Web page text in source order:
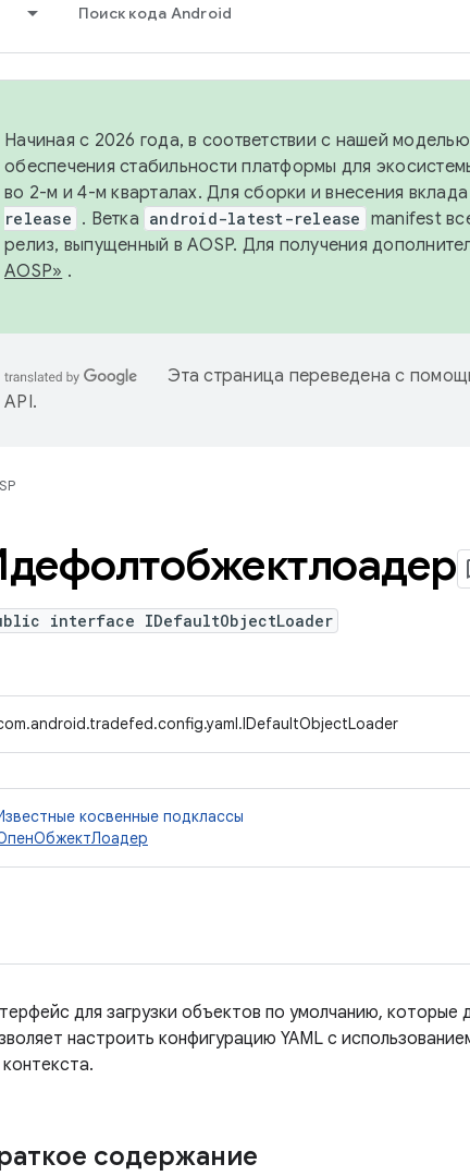
Поиск кода Android
Начиная с 2026 года, в соответствии с нашей
обеспечения стабильности платформы для
во 2-м и 4-м кварталах. Для сборки и внесения вклада
release . Ветка android-latest-release manifest
релиз, выпущенный в AOSP. Для получения
AOSP» .
Эта страница переведена с
API.
interface IDefaultObjectLoader
косвенные подклассы
для загрузки объектов по умолчанию,
настроить конфигурацию YAML с
содержание